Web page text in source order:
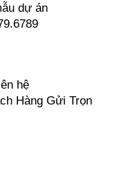
dự án
hệ
Hàng Gửi Trọn